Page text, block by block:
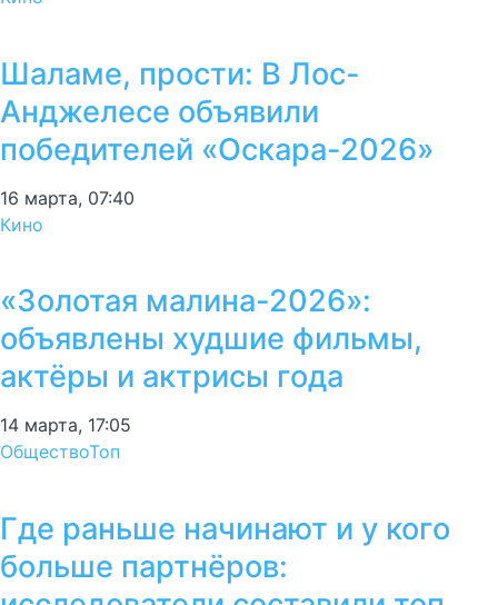
Шаламе, прости: В Лос-
Анджелесе объявили
победителей «Оскара-2026»
16 марта, 07:40
Кино
«Золотая малина-2026»:
объявлены худшие фильмы,
актёры и актрисы года
14 марта, 17:05
ОбществоТоп
Где раньше начинают и у кого
больше партнёров: